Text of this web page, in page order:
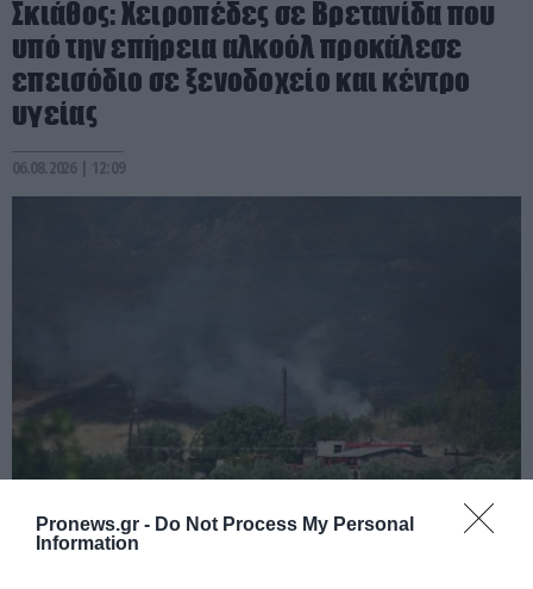
Pronews.gr - Do Not Process My Personal
Information
Σκιάθος: Χειροπέδες σε Βρετανίδα που
υπό την επήρεια αλκοόλ προκάλεσε
επεισόδιο σε ξενοδοχείο και κέντρο
υγείας
06.08.2026 | 12:09
Κεφαλονιά: Προφυλακιστέος ο 44χρονος